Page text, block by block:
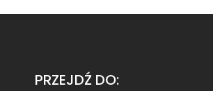
PRZEJDŹ DO: